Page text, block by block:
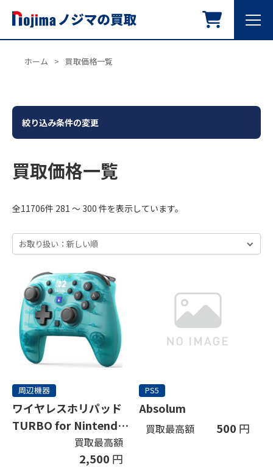
ホーム > 買取価格一覧
絞り込み条件の変更
買取価格一覧
全11706件 281 ～ 300 件を表示しています。
周辺機器
ワイヤレスホリパッド
TURBO for Nintendo
Switch 2 アクアシアン
買取最高額
2,500 円
PS5
Absolum
買取最高額 500 円